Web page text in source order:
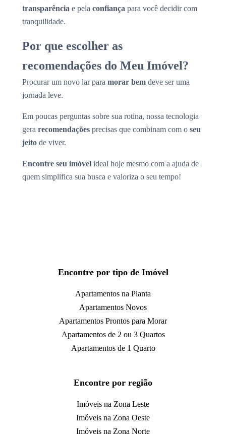
transparência e pela confiança para você decidir com
tranquilidade.
Por que escolher as
recomendações do Meu Imóvel?
Procurar um novo lar para morar bem deve ser uma
jornada leve.
Em poucas perguntas sobre sua rotina, nossa tecnologia
gera recomendações precisas que combinam com o seu
jeito de viver.
Encontre seu imóvel ideal hoje mesmo com a ajuda de
quem simplifica sua busca e valoriza o seu tempo!
Encontre por tipo de Imóvel
Apartamentos na Planta
Apartamentos Novos
Apartamentos Prontos para Morar
Apartamentos de 2 ou 3 Quartos
Apartamentos de 1 Quarto
Encontre por região
Imóveis na Zona Leste
Imóveis na Zona Oeste
Imóveis na Zona Norte